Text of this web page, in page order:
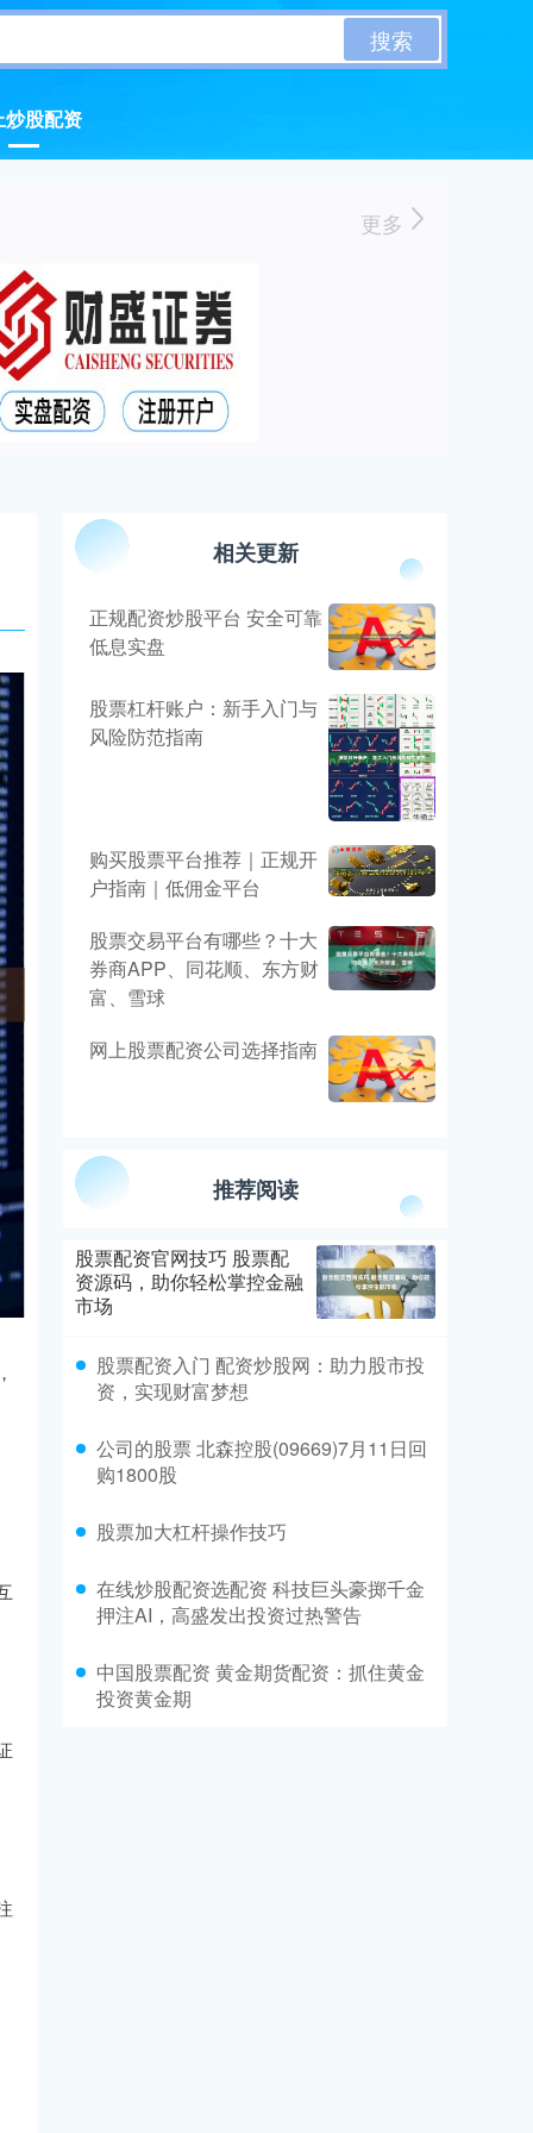
搜索
炒股配资
更多
相关更新
正规配资炒股平台 安全可靠
低息实盘
股票杠杆账户：新手入门与
风险防范指南
购买股票平台推荐｜正规开
户指南｜低佣金平台
股票交易平台有哪些？十大
券商APP、同花顺、东方财
富、雪球
网上股票配资公司选择指南
推荐阅读
股票配资官网技巧 股票配
资源码，助你轻松掌控金融
市场
股票配资入门 配资炒股网：助力股市投
资，实现财富梦想
公司的股票 北森控股(09669)7月11日回
购1800股
股票加大杠杆操作技巧
在线炒股配资选配资 科技巨头豪掷千金
押注AI，高盛发出投资过热警告
中国股票配资 黄金期货配资：抓住黄金
投资黄金期